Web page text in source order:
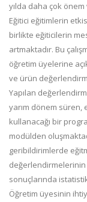
yılda daha çok
Eğitici eğitimlerin
birlikte eğiticilerin
artmaktadır. Bu
öğretim üyelerine
ve ürün
Yapılan
yarım dönem süren,
kullanacağı bir
modülden
geribildirimlerde
sonuçlarında
Öğretim üyesinin